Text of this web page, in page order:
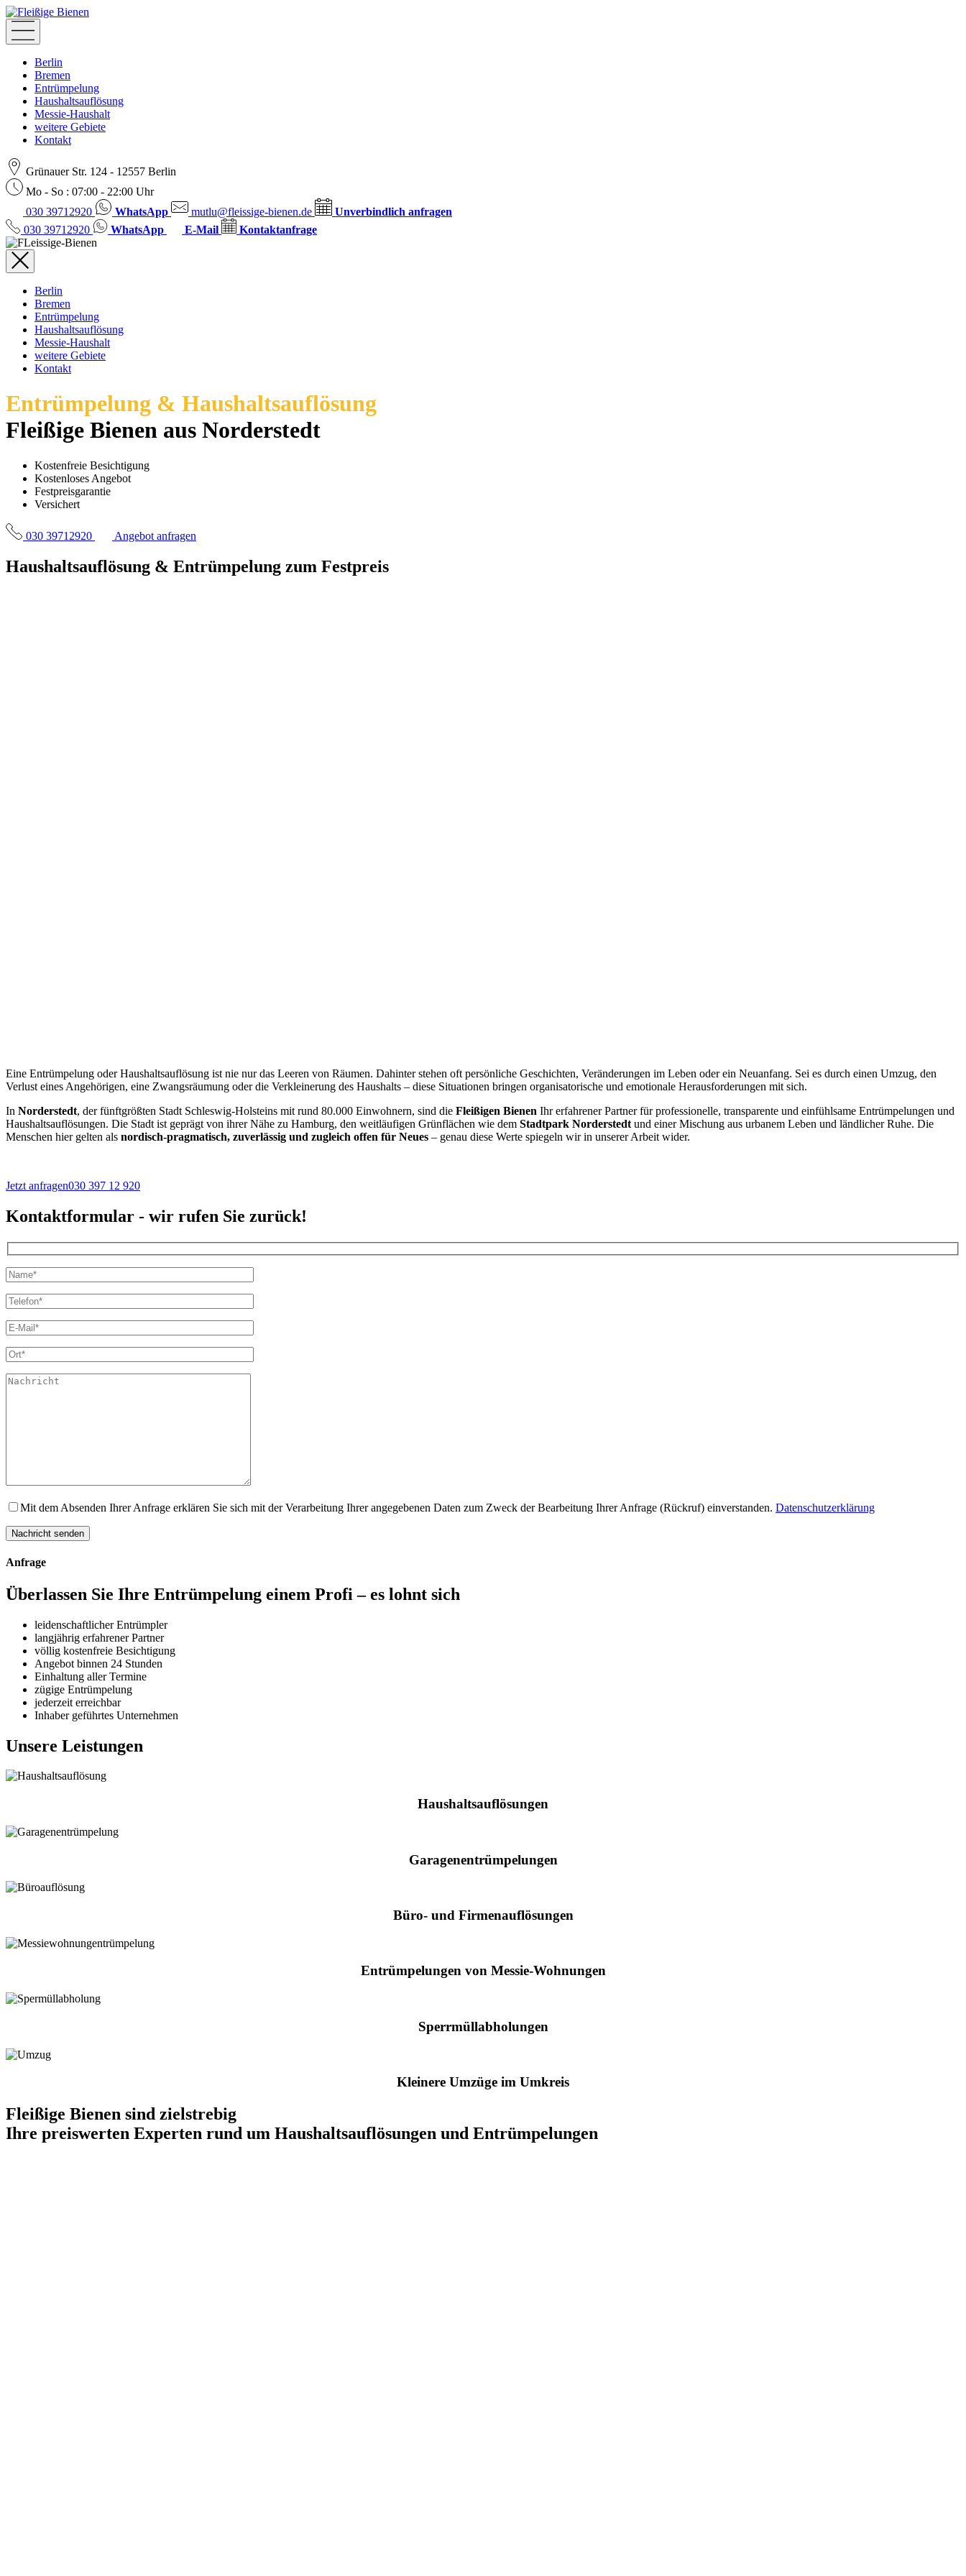
Berlin
Bremen
Entrümpelung
Haushaltsauflösung
Messie-Haushalt
weitere Gebiete
Kontakt
Grünauer Str. 124 - 12557 Berlin
Mo - So : 07:00 - 22:00 Uhr
‎030 39712920
WhatsApp mutlu@fleissige-bienen.de
Unverbindlich anfragen
‎030 39712920
WhatsApp E-Mail Kontaktanfrage
Berlin
Bremen
Entrümpelung
Haushaltsauflösung
Messie-Haushalt
weitere Gebiete
Kontakt
Entrümpelung & Haushaltsauflösung
Fleißige Bienen aus Norderstedt
Kostenfreie Besichtigung
Kostenloses Angebot
Festpreisgarantie
Versichert
‎030 39712920 Angebot anfragen
Haushaltsauflösung & Entrümpelung zum Festpreis
Eine Entrümpelung oder Haushaltsauflösung ist nie nur das Leeren von Räumen. Dahinter stehen oft persönliche Geschichten, Veränderungen im Leben oder ein Neuanfang. Sei es durch einen Umzug, den
Verlust eines Angehörigen, eine Zwangsräumung oder die Verkleinerung des Haushalts – diese Situationen bringen organisatorische und emotionale Herausforderungen mit sich.
In Norderstedt, der fünftgrößten Stadt Schleswig-Holsteins mit rund 80.000 Einwohnern, sind die Fleißigen Bienen Ihr erfahrener Partner für professionelle, transparente und einfühlsame Entrümpelungen und
Haushaltsauflösungen. Die Stadt ist geprägt von ihrer Nähe zu Hamburg, den weitläufigen Grünflächen wie dem Stadtpark Norderstedtund einer Mischung aus urbanem Leben und ländlicher Ruhe. Die
Menschen hier gelten als nordisch-pragmatisch, zuverlässig und zugleich offen für Neues – genau diese Werte spiegeln wir in unserer Arbeit wider.
Jetzt anfragen030 397 12 920
Kontaktformular - wir rufen Sie zurück!
Mit dem Absenden Ihrer Anfrage erklären Sie sich mit der Verarbeitung Ihrer angegebenen Daten zum Zweck der Bearbeitung Ihrer Anfrage (Rückruf) einverstanden. Datenschutzerklärung
Anfrage
Überlassen Sie Ihre Entrümpelung einem Profi – es lohnt sich
leidenschaftlicher Entrümpler
langjährig erfahrener Partner
völlig kostenfreie Besichtigung
Angebot binnen 24 Stunden
Einhaltung aller Termine
zügige Entrümpelung
jederzeit erreichbar
Inhaber geführtes Unternehmen
Unsere Leistungen
Haushaltsauflösungen
Garagenentrümpelungen
Büro- und Firmenauflösungen
Entrümpelungen von Messie-Wohnungen
Sperrmüllabholungen
Kleinere Umzüge im Umkreis
Fleißige Bienen sind zielstrebig
Ihre preiswerten Experten rund um Haushaltsauflösungen und Entrümpelungen